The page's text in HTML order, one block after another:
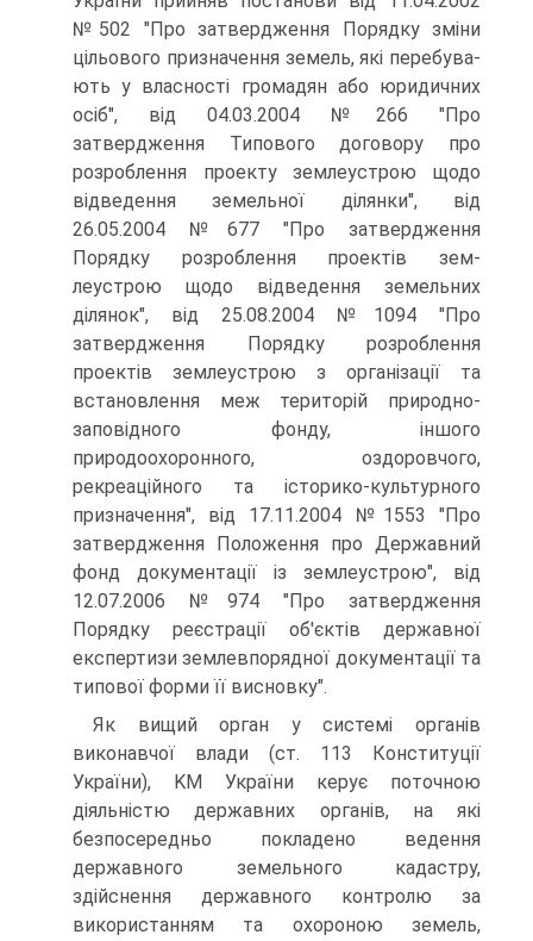
№502 "Про затвердження Порядку зміни
цільового призначення земель, які перебува­
ють у власності громадян або юридичних
осіб", від 04.03.2004 №266 "Про
затвердження Типового договору про
розроблення проекту землеустрою щодо
відведення земельної ділянки", від
26.05.2004 №677 "Про затвердження
Порядку розроблення проектів зем­
леустрою щодо відведення земельних
ділянок", від 25.08.2004 №1094 "Про
затвердження Порядку розроблення
проектів землеустрою з організації та
встановлення меж територій природно-
заповідного фонду, іншого
природоохоронного, оздоровчого,
рекреаційного та історико-культурного
призначення", від 17.11.2004 №1553 "Про
затвердження Положення про Державний
фонд документації із землеустрою", від
12.07.2006 №974 "Про затвердження
Порядку реєстрації об'єктів державної
експертизи землевпорядної документації та
типової форми її висновку".
Як вищий орган у системі органів
виконавчої влади (ст. 113 Конституції
України), KM України керує поточною
діяльністю державних органів, на які
безпосередньо покладено ведення
державного земельного кадастру,
здійснення державного контролю за
використанням та охороною земель,